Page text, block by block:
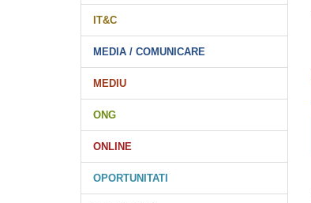
IT&C
MEDIA / COMUNICARE
MEDIU
ONG
ONLINE
OPORTUNITATI